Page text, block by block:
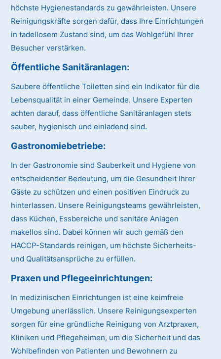
höchste Hygienestandards zu gewährleisten. Unsere
Reinigungskräfte sorgen dafür, dass Ihre Einrichtungen
in tadellosem Zustand sind, um das Wohlgefühl Ihrer
Besucher verstärken.
Öffentliche Sanitäranlagen:
Saubere öffentliche Toiletten sind ein Indikator für die
Lebensqualität in einer Gemeinde. Unsere Experten
achten darauf, dass öffentliche Sanitäranlagen stets
sauber, hygienisch und einladend sind.
Gastronomiebetriebe:
In der Gastronomie sind Sauberkeit und Hygiene von
entscheidender Bedeutung, um die Gesundheit Ihrer
Gäste zu schützen und einen positiven Eindruck zu
hinterlassen. Unsere Reinigungsteams gewährleisten,
dass Küchen, Essbereiche und sanitäre Anlagen
makellos sind. Dabei können wir auch gemäß den
HACCP-Standards reinigen, um höchste Sicherheits-
und Qualitätsansprüche zu erfüllen.
Praxen und Pflegeeinrichtungen:
In medizinischen Einrichtungen ist eine keimfreie
Umgebung unerlässlich. Unsere Reinigungsexperten
sorgen für eine gründliche Reinigung von Arztpraxen,
Kliniken und Pflegeheimen, um die Sicherheit und das
Wohlbefinden von Patienten und Bewohnern zu